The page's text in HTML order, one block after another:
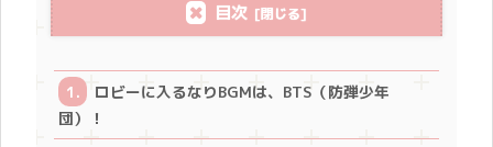
目次
ロビーに入るなりBGMは、BTS（防弾少年
団）！